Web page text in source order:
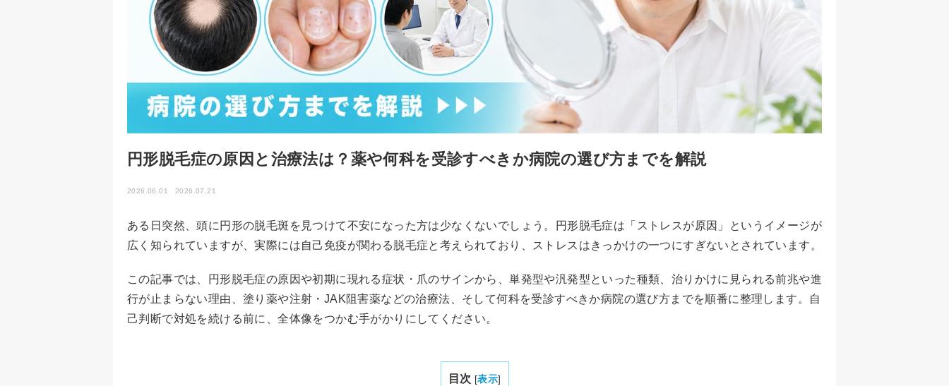
円形脱毛症の原因と治療法は？薬や何科を受診すべきか病院の選び方までを解説
2026.06.01 2026.07.21
ある日突然、頭に円形の脱毛斑を見つけて不安になった方は少なくないでしょう。円形脱毛症は「ストレスが原因」というイメージが
広く知られていますが、実際には自己免疫が関わる脱毛症と考えられており、ストレスはきっかけの一つにすぎないとされています。
この記事では、円形脱毛症の原因や初期に現れる症状・爪のサインから、単発型や汎発型といった種類、治りかけに見られる前兆や進
行が止まらない理由、塗り薬や注射・JAK阻害薬などの治療法、そして何科を受診すべきか病院の選び方までを順番に整理します。自
己判断で対処を続ける前に、全体像をつかむ手がかりにしてください。
目次 [表示]